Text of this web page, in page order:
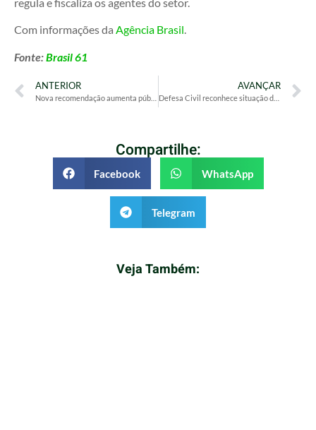
Com informações da Agência Brasil.
Fonte:Brasil 61
ANTERIOR AVANÇAR
Defesa Civil reconhece situação de emergência em 13 estados do país
Compartilhe:
Facebook WhatsApp
Telegram
Veja Também: